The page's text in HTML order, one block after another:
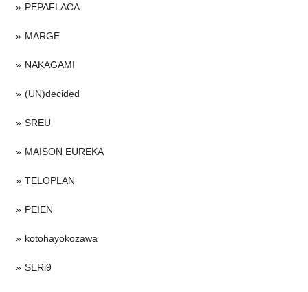
PEPAFLACA
MARGE
NAKAGAMI
(UN)decided
SREU
MAISON EUREKA
TELOPLAN
PEIEN
kotohayokozawa
SERi9